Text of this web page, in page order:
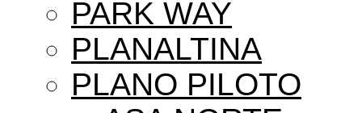
PARK WAY
PLANALTINA
PLANO PILOTO